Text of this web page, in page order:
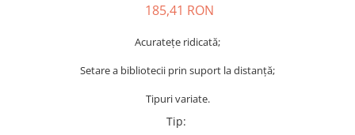
185,41 RON
Acuratețe ridicată;
Setare a bibliotecii prin suport la distanță;
Tipuri variate.
Tip: